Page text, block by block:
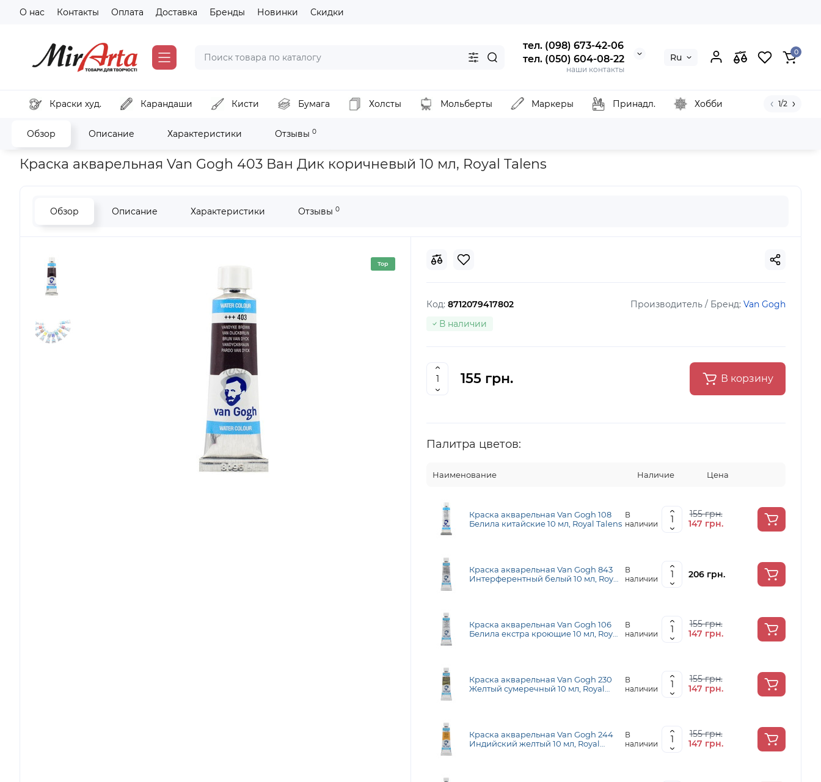
О нас Контакты Оплата Доставка Бренды Новинки Скидки
тел. (098) 673-42-06
тел. (050) 604-08-22
наши контакты
Ru 0
Краски худ. Карандаши Кисти Бумага Холсты Мольберты Маркеры Принадл. Хобби 1/2
Обзор Описание Характеристики Отзывы 0
Главная Краски художественные Краски Акварельные Краска акварельная Van Gogh 403 Ван Дик коричневый 10 мл, Royal Talens
Краска акварельная Van Gogh 403 Ван Дик коричневый 10 мл, Royal Talens
Обзор Описание Характеристики Отзывы 0
Top
Код: 8712079417802 Производитель / Бренд: Van Gogh
В наличии
155 грн. В корзину
Палитра цветов:
Наименование Наличие Цена
Краска акварельная Van Gogh 108
Белила китайские 10 мл, Royal Talens
В
наличии
155 грн.
147 грн.
Краска акварельная Van Gogh 843
Интерферентный белый 10 мл, Royal
В
наличии
206 грн.
Краска акварельная Van Gogh 106
Белила екстра кроющие 10 мл, Royal
В
наличии
155 грн.
147 грн.
Краска акварельная Van Gogh 230
Желтый сумеречный 10 мл, Royal
В
наличии
155 грн.
147 грн.
Краска акварельная Van Gogh 244
Индийский желтый 10 мл, Royal
В
наличии
155 грн.
147 грн.